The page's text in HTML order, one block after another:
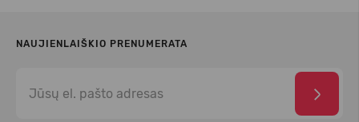
NAUJIENLAIŠKIO PRENUMERATA